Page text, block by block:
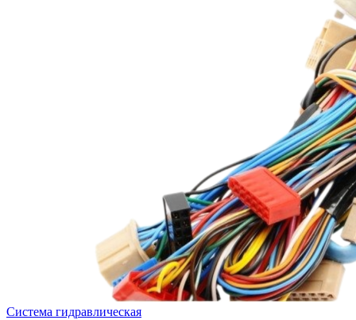
Система гидравлическая